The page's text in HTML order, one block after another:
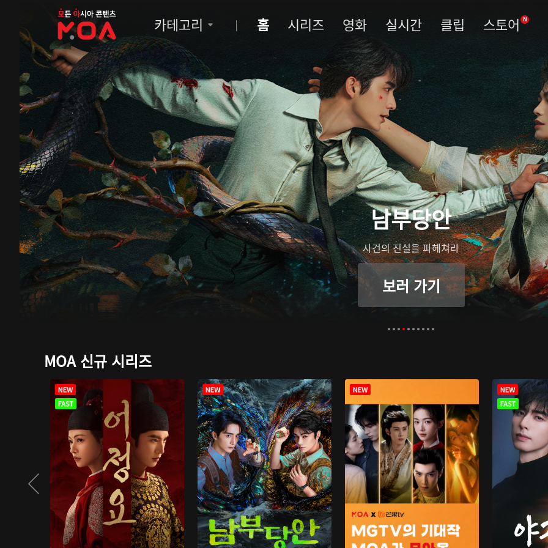
MOA
카테고리 홈 시리즈 영화 실시간 클립 스토어 N
남부당안
사건의 진실을 파헤쳐라
보러 가기
MOA 신규 시리즈